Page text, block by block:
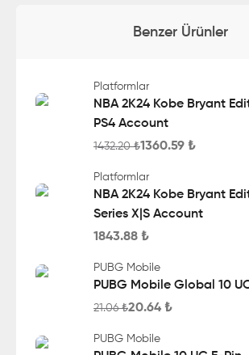
Benzer Ürünler
Platformlar
NBA 2K24 Kobe Bryant
PS4 Account
1432.20₺1360.59 ₺
Platformlar
NBA 2K24 Kobe Bryant
Series X|S Account
1843.88 ₺
PUBG Mobile
PUBG Mobile Global 10
21.06₺20.64 ₺
PUBG Mobile